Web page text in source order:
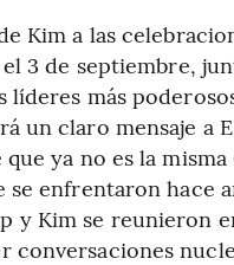
Kim a las
3 de septiembre,
líderes más
un claro mensaje a
que ya no es la
se enfrentaron hace
y Kim se reunieron
conversaciones